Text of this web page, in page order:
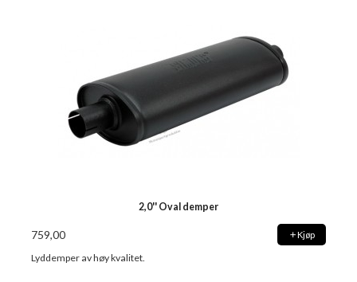
2,0'' Oval demper
759,00 Kjøp
Lyddemper av høy kvalitet.